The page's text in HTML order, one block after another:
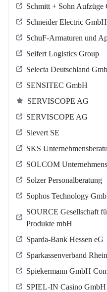
Schmitt + Sohn
Schneider Electric GmbH
SchuF-Armaturen und
Seifert Logistics Group
Selecta Deutschland
SENSITEC GmbH
SERVISCOPE AG
SERVISCOPE AG
Sievert SE
SKS
SOLCOM
Solzer Personalberatung
Sophos Technology
SOURCE Gesellschaft
Produkte mbH
Sparda-Bank Hessen eG
Sparkassenverband
Spiekermann GmbH
SPIEL-IN Casino